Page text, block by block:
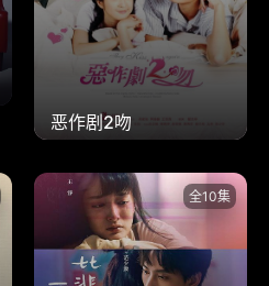
恶作剧2吻
全10集